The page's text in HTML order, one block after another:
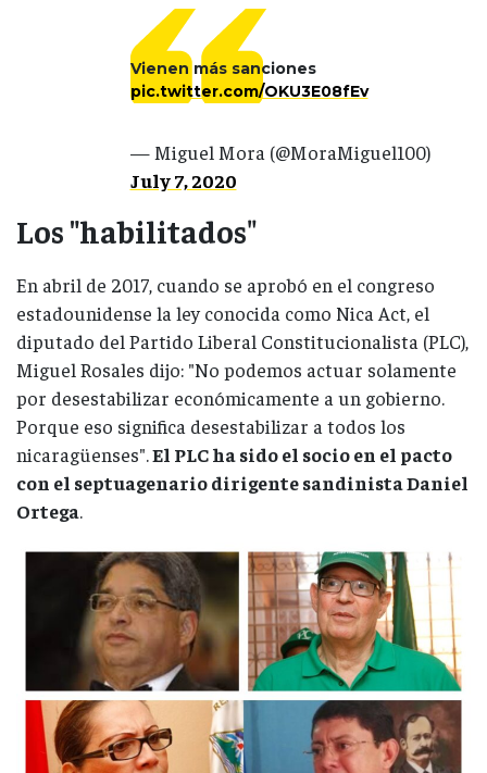
Vienen más sanciones
pic.twitter.com/OKU3E08fEv
— Miguel Mora (@MoraMiguel100)
July 7, 2020
Los "habilitados"
En abril de 2017, cuando se aprobó en el congreso
estadounidense la ley conocida como Nica Act, el
diputado del Partido Liberal Constitucionalista (PLC),
Miguel Rosales dijo: "No podemos actuar solamente
por desestabilizar económicamente a un gobierno.
Porque eso significa desestabilizar a todos los
nicaragüenses".El PLC ha sido el socio en el pacto
con el septuagenario dirigente sandinista Daniel
Ortega.